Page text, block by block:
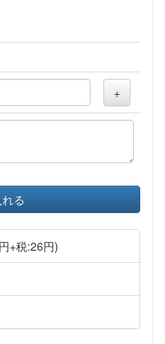
+
る
+税:26円)